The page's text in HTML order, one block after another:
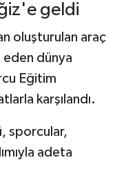
geldi
oluşturulan araç
dünya
Eğitim
karşılandı.
sporcular,
adeta